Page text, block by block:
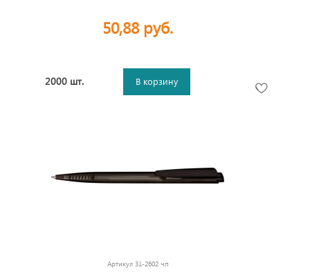
50,88 руб.
2000 шт. В корзину
Артикул 31-2602 чп